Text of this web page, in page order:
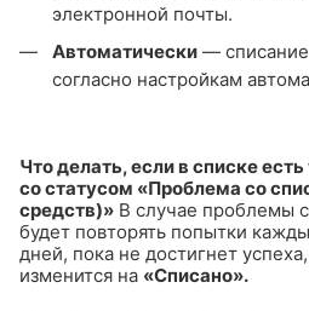
электронной почты.
Автоматически —
согласно настройкам
Что делать, если в списке
со статусом «Проблема со
средств)» В случае проблемы
будет повторять попытки
дней, пока не достигнет
изменится на «Списано».